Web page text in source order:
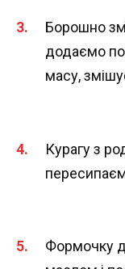
Борошно
додаємо
масу,
Курагу з
Формочку